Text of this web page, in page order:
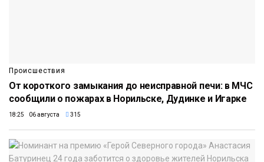
Происшествия
От короткого замыкания до неисправной печи: в МЧС
сообщили о пожарах в Норильске, Дудинке и Игарке
18:25 06 августа 315